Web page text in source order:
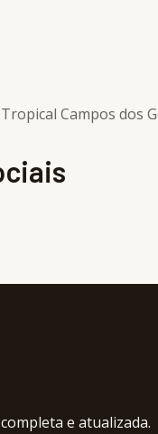
Campos dos
e atualizada.